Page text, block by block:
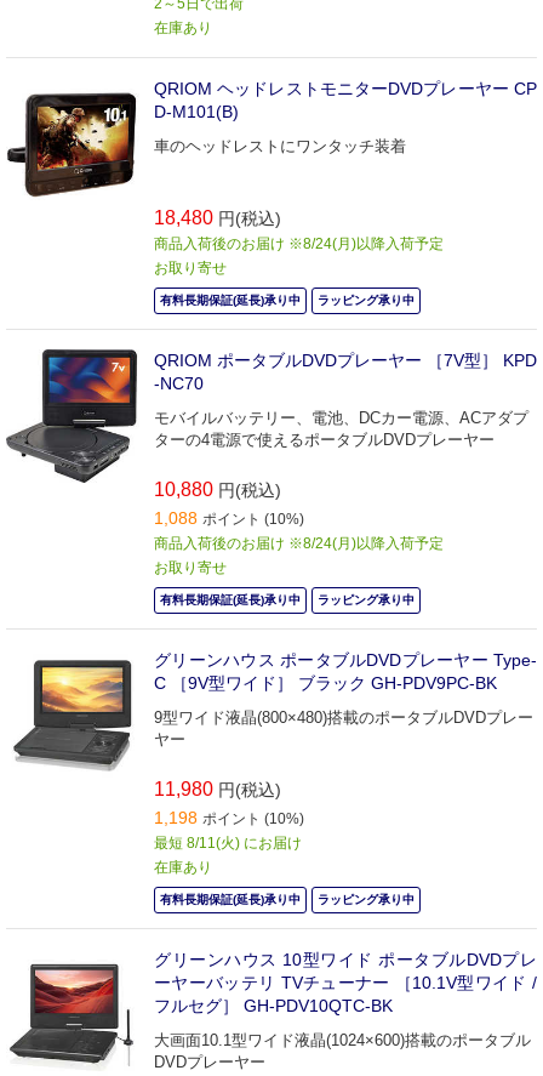
2～5日で出荷
在庫あり
QRIOM ヘッドレストモニターDVDプレーヤー CP
D-M101(B)
車のヘッドレストにワンタッチ装着
18,480 円(税込)
商品入荷後のお届け ※8/24(月)以降入荷予定
お取り寄せ
有料長期保証(延長)承り中 ラッピング承り中
QRIOM ポータブルDVDプレーヤー ［7V型］ KPD
-NC70
モバイルバッテリー、電池、DCカー電源、ACアダプ
ターの4電源で使えるポータブルDVDプレーヤー
10,880 円(税込)
1,088 ポイント (10%)
商品入荷後のお届け ※8/24(月)以降入荷予定
お取り寄せ
有料長期保証(延長)承り中 ラッピング承り中
グリーンハウス ポータブルDVDプレーヤー Type-
C ［9V型ワイド］ ブラック GH-PDV9PC-BK
9型ワイド液晶(800×480)搭載のポータブルDVDプレー
ヤー
11,980 円(税込)
1,198 ポイント (10%)
最短 8/11(火) にお届け
在庫あり
有料長期保証(延長)承り中 ラッピング承り中
グリーンハウス 10型ワイド ポータブルDVDプレ
ーヤーバッテリ TVチューナー ［10.1V型ワイド /
フルセグ］ GH-PDV10QTC-BK
大画面10.1型ワイド液晶(1024×600)搭載のポータブル
DVDプレーヤー